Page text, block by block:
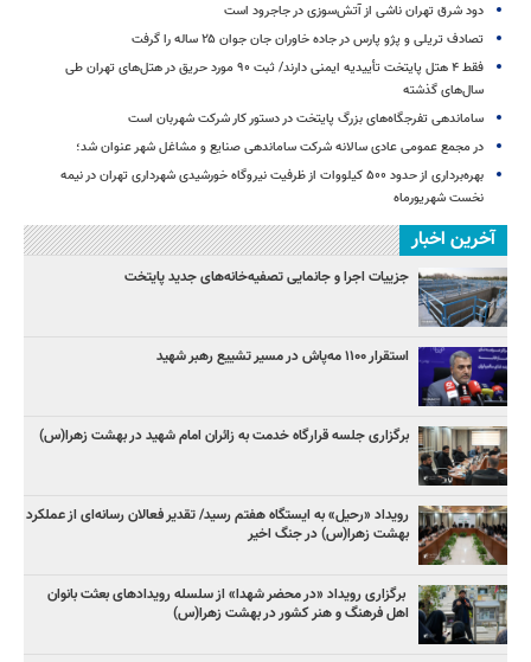
دود شرق تهران ناشی از آتش‌سوزی در جاجرود است
تصادف تریلی و پژو پارس در جاده خاوران جان جوان ۲۵ ساله را گرفت
فقط ۴ هتل پایتخت تأییدیه ایمنی دارند/ ثبت ۹۰ مورد حریق در هتل‌های تهران طی
سال‌های گذشته
ساماندهی تفرجگاه‌های بزرگ پایتخت در دستور کار شرکت شهربان است
در مجمع عمومی عادی سالانه شرکت ساماندهی صنایع و مشاغل شهر عنوان شد؛
بهره‌برداری از حدود ۵۰۰ کیلووات از ظرفیت نیروگاه خورشیدی شهرداری تهران در نیمه
نخست شهریورماه
آخرین اخبار
جزییات اجرا و جانمایی تصفیه‌خانه‌های جدید پایتخت
استقرار ۱۱۰۰ مه‌پاش در مسیر تشییع رهبر شهید
برگزاری جلسه قرارگاه خدمت به زائران امام شهید در بهشت زهرا(س)
رویداد «رحیل» به ایستگاه هفتم رسید/ تقدیر فعالان رسانه‌ای از عملکرد
بهشت زهرا(س) در جنگ اخیر
برگزاری رویداد «در محضر شهدا» از سلسله رویدادهای بعثت بانوان
اهل فرهنگ و هنر کشور در بهشت زهرا(س)